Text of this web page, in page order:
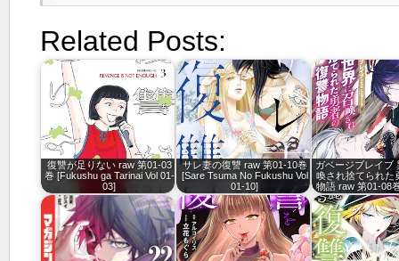
Related Posts:
復讐が足りない raw 第01-03
巻 [Fukushu ga Tarinai Vol 01-
03]
サレ妻の復讐 raw 第01-10巻
[Sare Tsuma No Fukushu Vol
01-10]
ガベージブレイブ
喚され捨てられた
物語 raw 第01-08